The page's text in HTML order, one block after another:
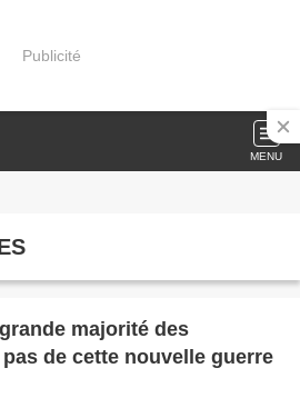
Publicité
MENU
majorité des
de cette nouvelle guerre